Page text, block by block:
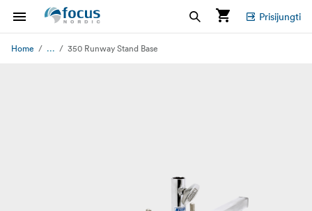
Prisijungti
Home ... 350 Runway Stand Base